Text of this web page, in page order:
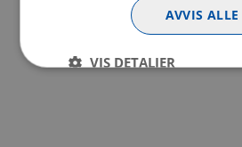
AVVIS ALLE
VIS DETALJER